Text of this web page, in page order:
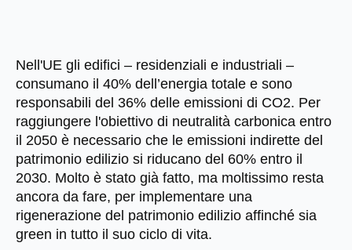
Nell'UE gli edifici – residenziali e industriali –
consumano il 40% dell’energia totale e sono
responsabili del 36% delle emissioni di CO2. Per
raggiungere l'obiettivo di neutralità carbonica entro
il 2050 è necessario che le emissioni indirette del
patrimonio edilizio si riducano del 60% entro il
2030. Molto è stato già fatto, ma moltissimo resta
ancora da fare, per implementare una
rigenerazione del patrimonio edilizio affinché sia
green in tutto il suo ciclo di vita.